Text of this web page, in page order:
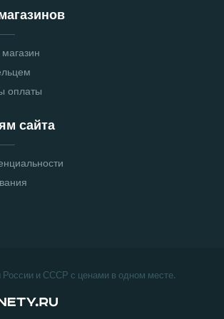
оплаты
сайта
и СССР с ценами в одном месте.